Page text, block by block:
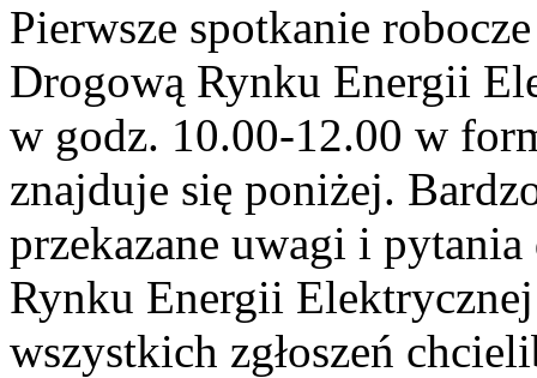
Pierwsze spotkanie
Drogową Rynku Energii
w godz. 10.00-12.00 w
znajduje się poniżej.
przekazane uwagi i
Rynku Energii
wszystkich zgłoszeń